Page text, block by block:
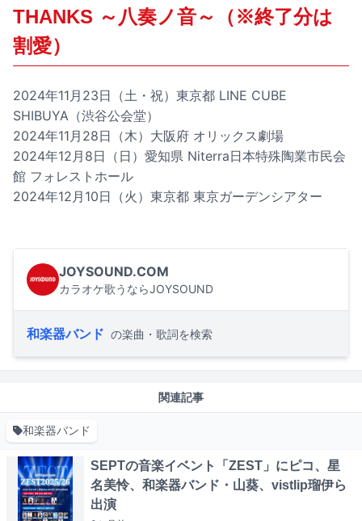
THANKS ～八奏ノ音～（※終了分は
割愛）
2024年11月23日（土・祝）東京都 LINE CUBE
SHIBUYA（渋谷公会堂）
2024年11月28日（木）大阪府 オリックス劇場
2024年12月8日（日）愛知県 Niterra日本特殊陶業市民会
館 フォレストホール
2024年12月10日（火）東京都 東京ガーデンシアター
JOYSOUND.COM
カラオケ歌うならJOYSOUND
和楽器バンド の楽曲・歌詞を検索
関連記事
和楽器バンド
SEPTの音楽イベント「ZEST」にピコ、星
名美怜、和楽器バンド・山葵、vistlip瑠伊ら
出演